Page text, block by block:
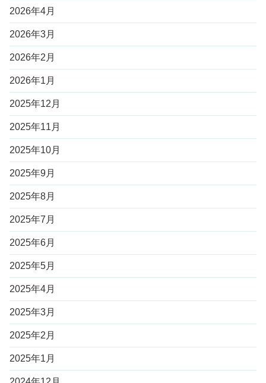
2026年4月
2026年3月
2026年2月
2026年1月
2025年12月
2025年11月
2025年10月
2025年9月
2025年8月
2025年7月
2025年6月
2025年5月
2025年4月
2025年3月
2025年2月
2025年1月